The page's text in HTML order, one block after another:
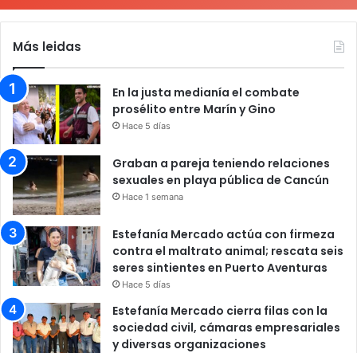
Más leidas
En la justa medianía el combate
prosélito entre Marín y Gino
Hace 5 días
Graban a pareja teniendo relaciones
sexuales en playa pública de Cancún
Hace 1 semana
Estefanía Mercado actúa con firmeza
contra el maltrato animal; rescata seis
seres sintientes en Puerto Aventuras
Hace 5 días
Estefanía Mercado cierra filas con la
sociedad civil, cámaras empresariales
y diversas organizaciones